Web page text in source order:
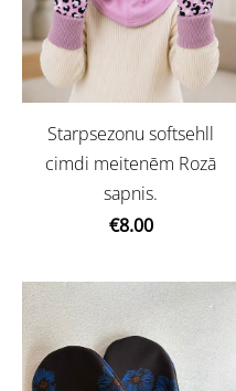
Starpsezonu softsehll
cimdi meitenēm Rozā
sapnis.
€8.00